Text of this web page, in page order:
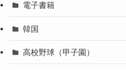
電子書籍
韓国
高校野球（甲子園）